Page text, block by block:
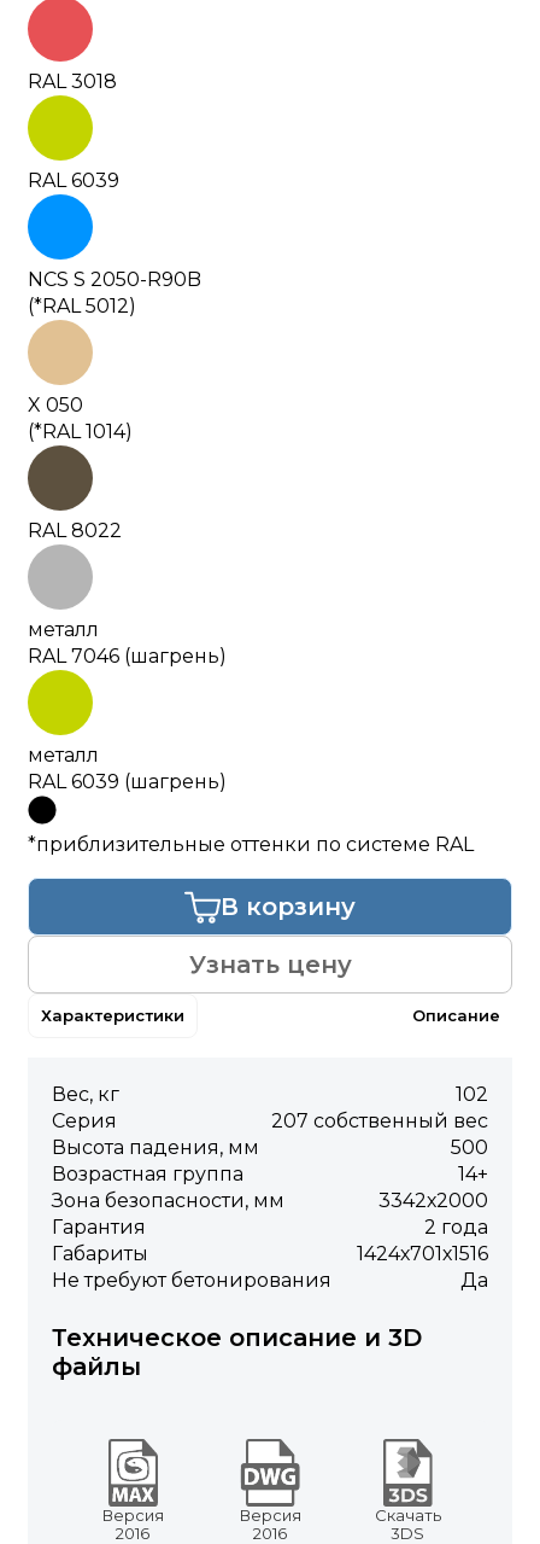
Характеристики Описание
Вес, кг
102
Серия
207 собственный вес
Высота падения, мм
500
Возрастная группа
14+
Зона безопасности, мм
3342х2000
Гарантия
2 года
Габариты
1424х701х1516
Не требуют бетонирования
Да
Техническое описание и 3D
файлы
Версия
2016
Версия
2016
Скачать
3DS
RAL 3018
RAL 6039
NCS S 2050-R90B
(*RAL 5012)
X 050
(*RAL 1014)
RAL 8022
металл
RAL 7046 (шагрень)
металл
RAL 6039 (шагрень)
*приблизительные оттенки по системе RAL
Узнать цену
В корзину